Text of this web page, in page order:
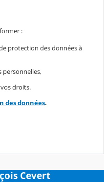
:
protection des données à
personnelles,
droits.
des données.
Cevert